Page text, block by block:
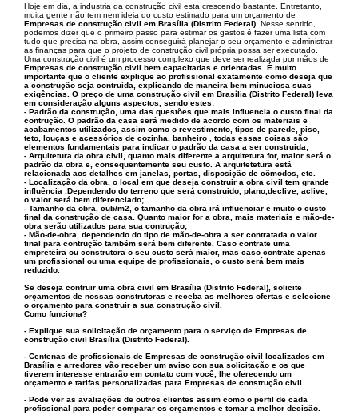
Hoje em dia, a industria da construção civil esta crescendo bastante. Entretanto,
muita gente não tem nem ideia do custo estimado para um orçamento de
Empresas de construção civil em Brasília (Distrito Federal) . Nesse sentido,
podemos dizer que o primeiro passo para estimar os gastos é fazer uma lista com
tudo que precisa na obra, assim conseguirá planejar o seu orçamento e administrar
as finanças para que o projeto de construção civil própria possa ser executado.
Uma construção civil é um processo complexo que deve ser realizada por mãos de
Empresas de construção civil bem capacitadas e orientadas. É muito
importante que o cliente explique ao profissional exatamente como deseja que
a construção seja contruída, explicando de maneira bem minuciosa suas
exigências. O preço de uma construção civil em Brasília (Distrito Federal) leva
em consideração alguns aspectos, sendo estes:
- Padrão da construção, uma das questões que mais influencia o custo final da
contrução. O padrão da casa será medido de acordo com os materiais e
acabamentos utilizados, assim como o revestimento, tipos de parede, piso,
teto, louças e acessórios de cozinha, banheiro , todas essas coisas são
elementos fundamentais para indicar o padrão da casa a ser construida;
- Arquitetura da obra civil, quanto mais diferente a arquitetura for, maior será o
padrão da obra e, consequentemente seu custo. A arquitetetura está
relacionada aos detalhes em janelas, portas, disposição de cômodos, etc.
- Localização da obra, o local em que deseja construir a obra civil tem grande
influência .Dependendo do terreno que será construido, plano,declive, aclive,
o valor será bem diferenciado;
- Tamanho da obra, cub/m2, o tamanho da obra irá influenciar e muito o custo
final da construção de casa. Quanto maior for a obra, mais materiais e mão-de-
obra serão utilizados para sua contrução;
- Mão-de-obra, dependendo do tipo de mão-de-obra a ser contratada o valor
final para contrução também será bem diferente. Caso contrate uma
empreteira ou construtora o seu custo será maior, mas caso contrate apenas
um profissional ou uma equipe de profissionais, o custo será bem mais
reduzido.
Se deseja contruir uma obra civil em Brasília (Distrito Federal), solicite
orçamentos de nossas construtoras e receba as melhores ofertas e selecione
o orçamento para construir a sua construção civil.
Como funciona?
- Explique sua solicitação de orçamento para o serviço de Empresas de
construção civil Brasília (Distrito Federal)
- Centenas de profissionais de Empresas de construção civil localizados em
Brasília e arredores vão receber um aviso con sua solicitação e os que
tiverem interesse entrarão em contato com você, lhe oferecendo um
orçamento e tarifas personalizadas para Empresas de construção civil.
- Pode ver as avaliações de outros clientes assim como o perfil de cada
profissional para poder comparar os orçamentos e tomar a melhor decisão.